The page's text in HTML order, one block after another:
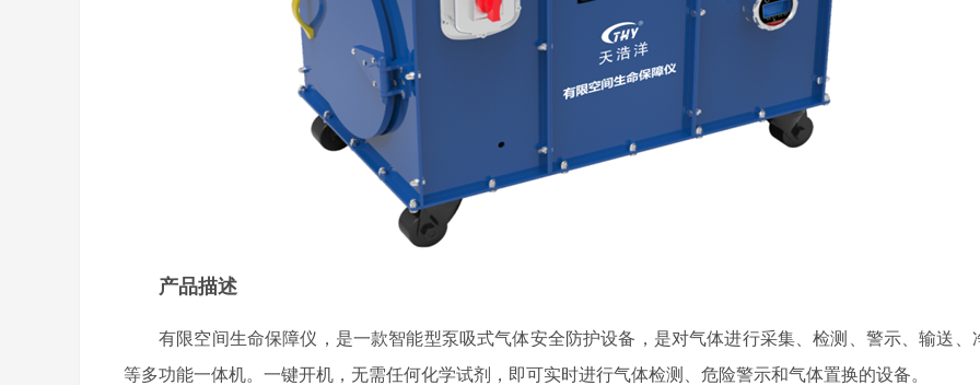
产品描述
有限空间生命保障仪，是一款智能型泵吸式气体安全防护设备，是对气体进行采集、检测、警示、输送、
等多功能一体机。一键开机，无需任何化学试剂，即可实时进行气体检测、危险警示和气体置换的设备。